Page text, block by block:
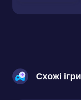
Схожі ігри